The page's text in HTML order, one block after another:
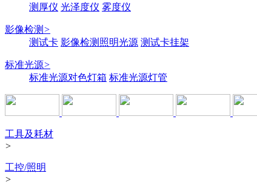
测厚仪 光泽度仪 雾度仪
影像检测 >
测试卡 影像检测照明光源 测试卡挂架
标准光源>
标准光源对色灯箱 标准光源灯管
工具及耗材
>
工控/照明
>